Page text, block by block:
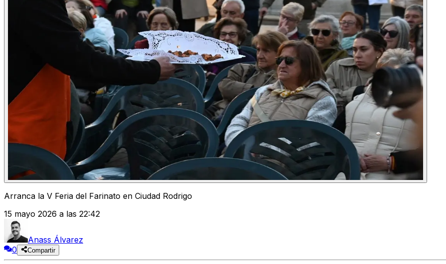
Arranca la V Feria del Farinato en Ciudad Rodrigo
15 mayo 2026 a las 22:42
Anass Álvarez
0
Compartir